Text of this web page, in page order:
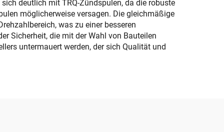
deutlich mit TRQ-Zündspulen, da die robuste
möglicherweise versagen. Die gleichmäßige
was zu einer besseren
Sicherheit, die mit der Wahl von Bauteilen
untermauert werden, der sich Qualität und